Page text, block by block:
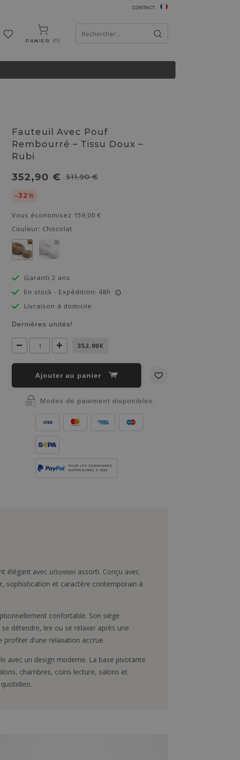
CONTACT
PANIER 0
Fauteuil Avec Pouf
Rembourré – Tissu Doux –
Rubi
352,90 € 511,90 €
-32%
Vous économisez 159,00 €
Couleur: Chocolat
Garanti 2 ans
En stock - Expédition: 48h
i
Livraison à domicile
Dernières unités!
352.90€
Ajouter au panier
Modes de paiement disponibles:
POUR LES COMMANDES
SUPÉRIEURES À 500€
élégant avec ottoman assorti. Conçu avec
sophistication et caractère contemporain à
confortable. Son siège
détendre, lire ou se relaxer après une
d'une relaxation accrue.
avec un design moderne. La base pivotante
chambres, coins lecture, salons et